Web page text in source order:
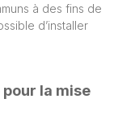
à des fins de
d’installer
la mise